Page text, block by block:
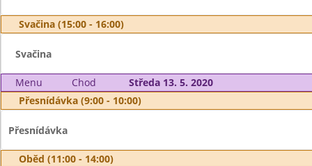
Svačina (15:00 - 16:00)
Svačina
Menu Chod
Středa 13. 5. 2020
Přesnídávka (9:00 - 10:00)
Přesnídávka
Oběd (11:00 - 14:00)